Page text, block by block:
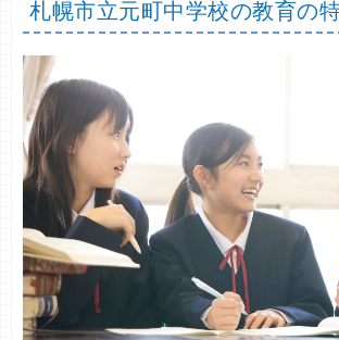
札幌市立元町中学校の教育の